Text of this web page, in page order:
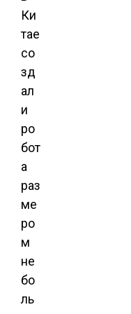
Ки
тае
со
зд
ал
и
ро
бот
а
раз
ме
ро
м
не
бо
ль